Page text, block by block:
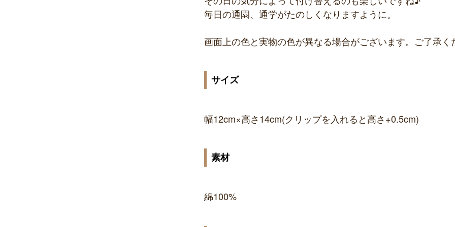
毎日の通園、通学がたのしくなりますように。
画面上の色と実物の色が異なる場合がございます。ご了承く
サイズ
幅12cm×高さ14cm(クリップを入れると高さ+0.5cm)
素材
綿100%